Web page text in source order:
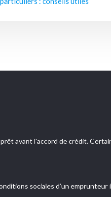
avant l'accord de crédit.
sociales d’un